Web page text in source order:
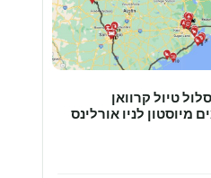
טיול קרוואן